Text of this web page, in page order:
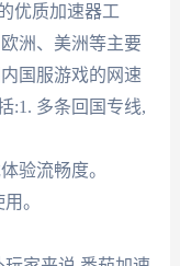
优质加速器工
洲、美洲等主要
国服游戏的网速
:1. 多条回国专线,
验流畅度。
。